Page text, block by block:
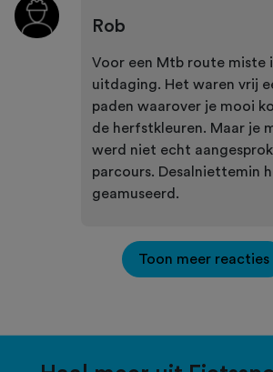
Rob
Voor een Mtb route miste
uitdaging. Het waren vrij
paden waarover je mooi
de herfstkleuren. Maar je
werd niet echt
parcours. Desalniettemin
geamuseerd.
Toon meer reacties